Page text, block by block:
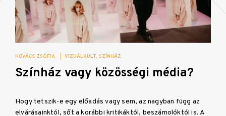
KOVÁCS ZSÓFIA VIZUÁLKULT SZÍNHÁZ
Színház vagy közösségi média?
Hogy tetszik-e egy előadás vagy sem, az nagyban függ az
elvárásainktól, sőt a korábbi kritikáktól, beszámolóktól is. A